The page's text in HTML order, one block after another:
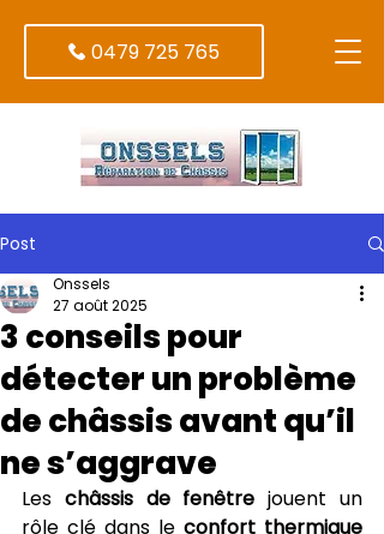
0479 725 765
Post
3 conseils pour
détecter un problème
de châssis avant qu’il
ne s’aggrave
Onssels
27 août 2025
Les châssis de fenêtre jouent un
rôle clé dans le confort thermique